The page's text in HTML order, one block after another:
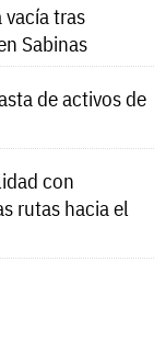
tras
Sabinas
de activos de
con
rutas hacia el